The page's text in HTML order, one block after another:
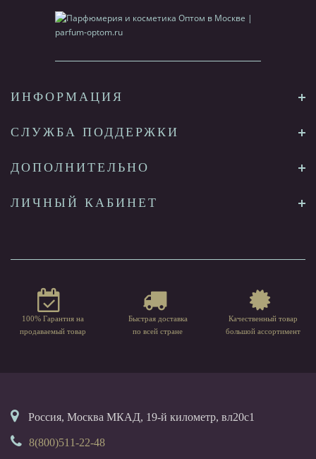
ИНФОРМАЦИЯ
СЛУЖБА ПОДДЕРЖКИ
ДОПОЛНИТЕЛЬНО
ЛИЧНЫЙ КАБИНЕТ
100% Гарантия на
продаваемый товар
Быстрая доставка
по всей стране
Качественный товар
большой ассортимент
Россия, Москва МКАД, 19-й километр, вл20с1
8(800)511-22-48